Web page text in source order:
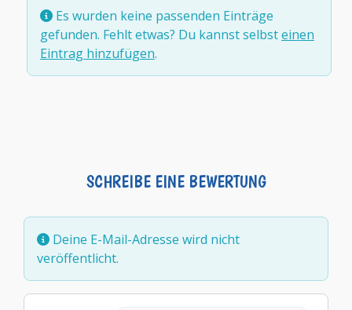
Es wurden keine passenden Einträge
gefunden. Fehlt etwas? Du kannst selbsteinen
Eintrag hinzufügen.
SCHREIBE EINE BEWERTUNG
Deine E-Mail-Adresse wird nicht
veröffentlicht.